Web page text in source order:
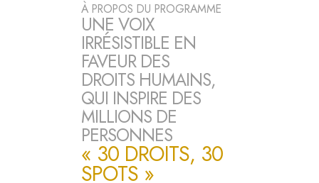
À PROPOS DU PROGRAMME
UNE VOIX
IRRÉSISTIBLE EN
FAVEUR DES
DROITS HUMAINS,
QUI INSPIRE DES
MILLIONS DE
PERSONNES
« 30 DROITS, 30
SPOTS »